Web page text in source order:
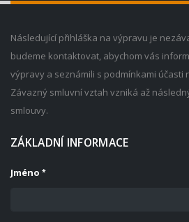
Následující přihláška na výpravu je
budeme kontaktovat, abychom vás
výpravy a seznámili s podmínkami účasti
Závazný smluvní vztah vzniká až
smlouvy.
ZÁKLADNÍ INFORMACE
Jméno